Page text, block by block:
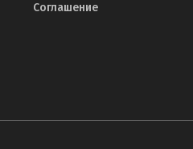
Соглашение